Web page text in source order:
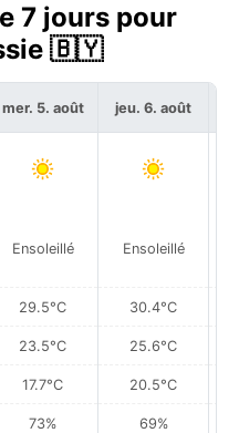
7 jours pour
🇧🇾
mer. 5. août
Ensoleillé
29.5°C
23.5°C
17.7°C
73%
jeu. 6. août
Ensoleillé
30.4°C
25.6°C
20.5°C
69%